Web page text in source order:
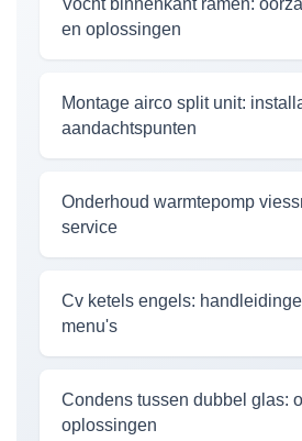
Vocht binnenkant ramen:
en oplossingen
Montage airco split unit:
aandachtspunten
Onderhoud warmtepomp
service
Cv ketels engels:
menu's
Condens tussen dubbel glas:
oplossingen